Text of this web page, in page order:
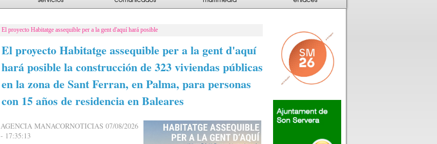
El proyecto Habitatge assequible per a la gent d'aquí hará posible
El proyecto Habitatge assequible per a la gent d'aquí
hará posible la construcción de 323 viviendas públicas
en la zona de Sant Ferran, en Palma, para personas
con 15 años de residencia en Baleares
AGENCIA MANACORNOTICIAS 07/08/2026
- 17:35:13